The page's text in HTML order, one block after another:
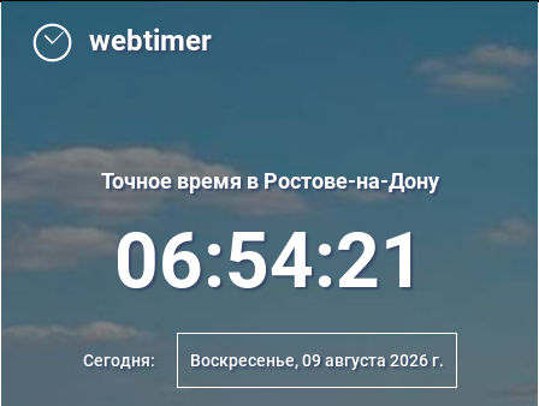
webtimer
Точное время в Ростове-на-Дону
06:54:21
Сегодня: Воскресенье, 09 августа 2026 г.